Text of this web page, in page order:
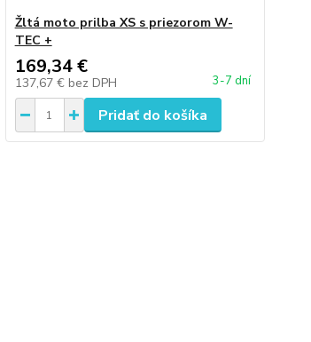
Žltá moto prilba XS s priezorom W-
TEC +
169,34 €
137,67 € bez DPH 3-7 dní
Pridať do košíka